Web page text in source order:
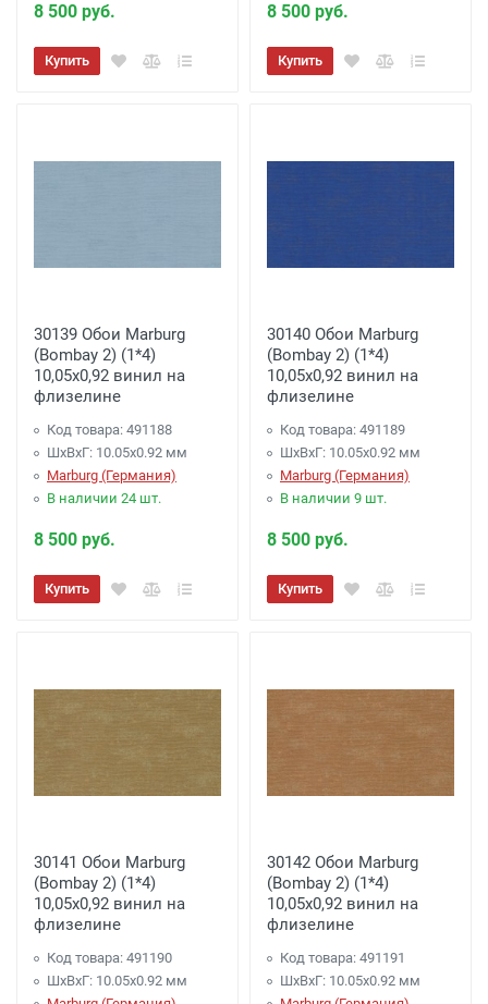
8 500 руб.
Купить
8 500 руб.
Купить
30139 Обои Marburg
(Bombay 2) (1*4)
10,05x0,92 винил на
флизелине
Код товара: 491188
ШхВхГ: 10.05х0.92 мм
Marburg (Германия)
В наличии 24 шт.
8 500 руб.
Купить
30140 Обои Marburg
(Bombay 2) (1*4)
10,05x0,92 винил на
флизелине
Код товара: 491189
ШхВхГ: 10.05х0.92 мм
Marburg (Германия)
В наличии 9 шт.
8 500 руб.
Купить
30141 Обои Marburg
(Bombay 2) (1*4)
10,05x0,92 винил на
флизелине
Код товара: 491190
ШхВхГ: 10.05х0.92 мм
30142 Обои Marburg
(Bombay 2) (1*4)
10,05x0,92 винил на
флизелине
Код товара: 491191
ШхВхГ: 10.05х0.92 мм